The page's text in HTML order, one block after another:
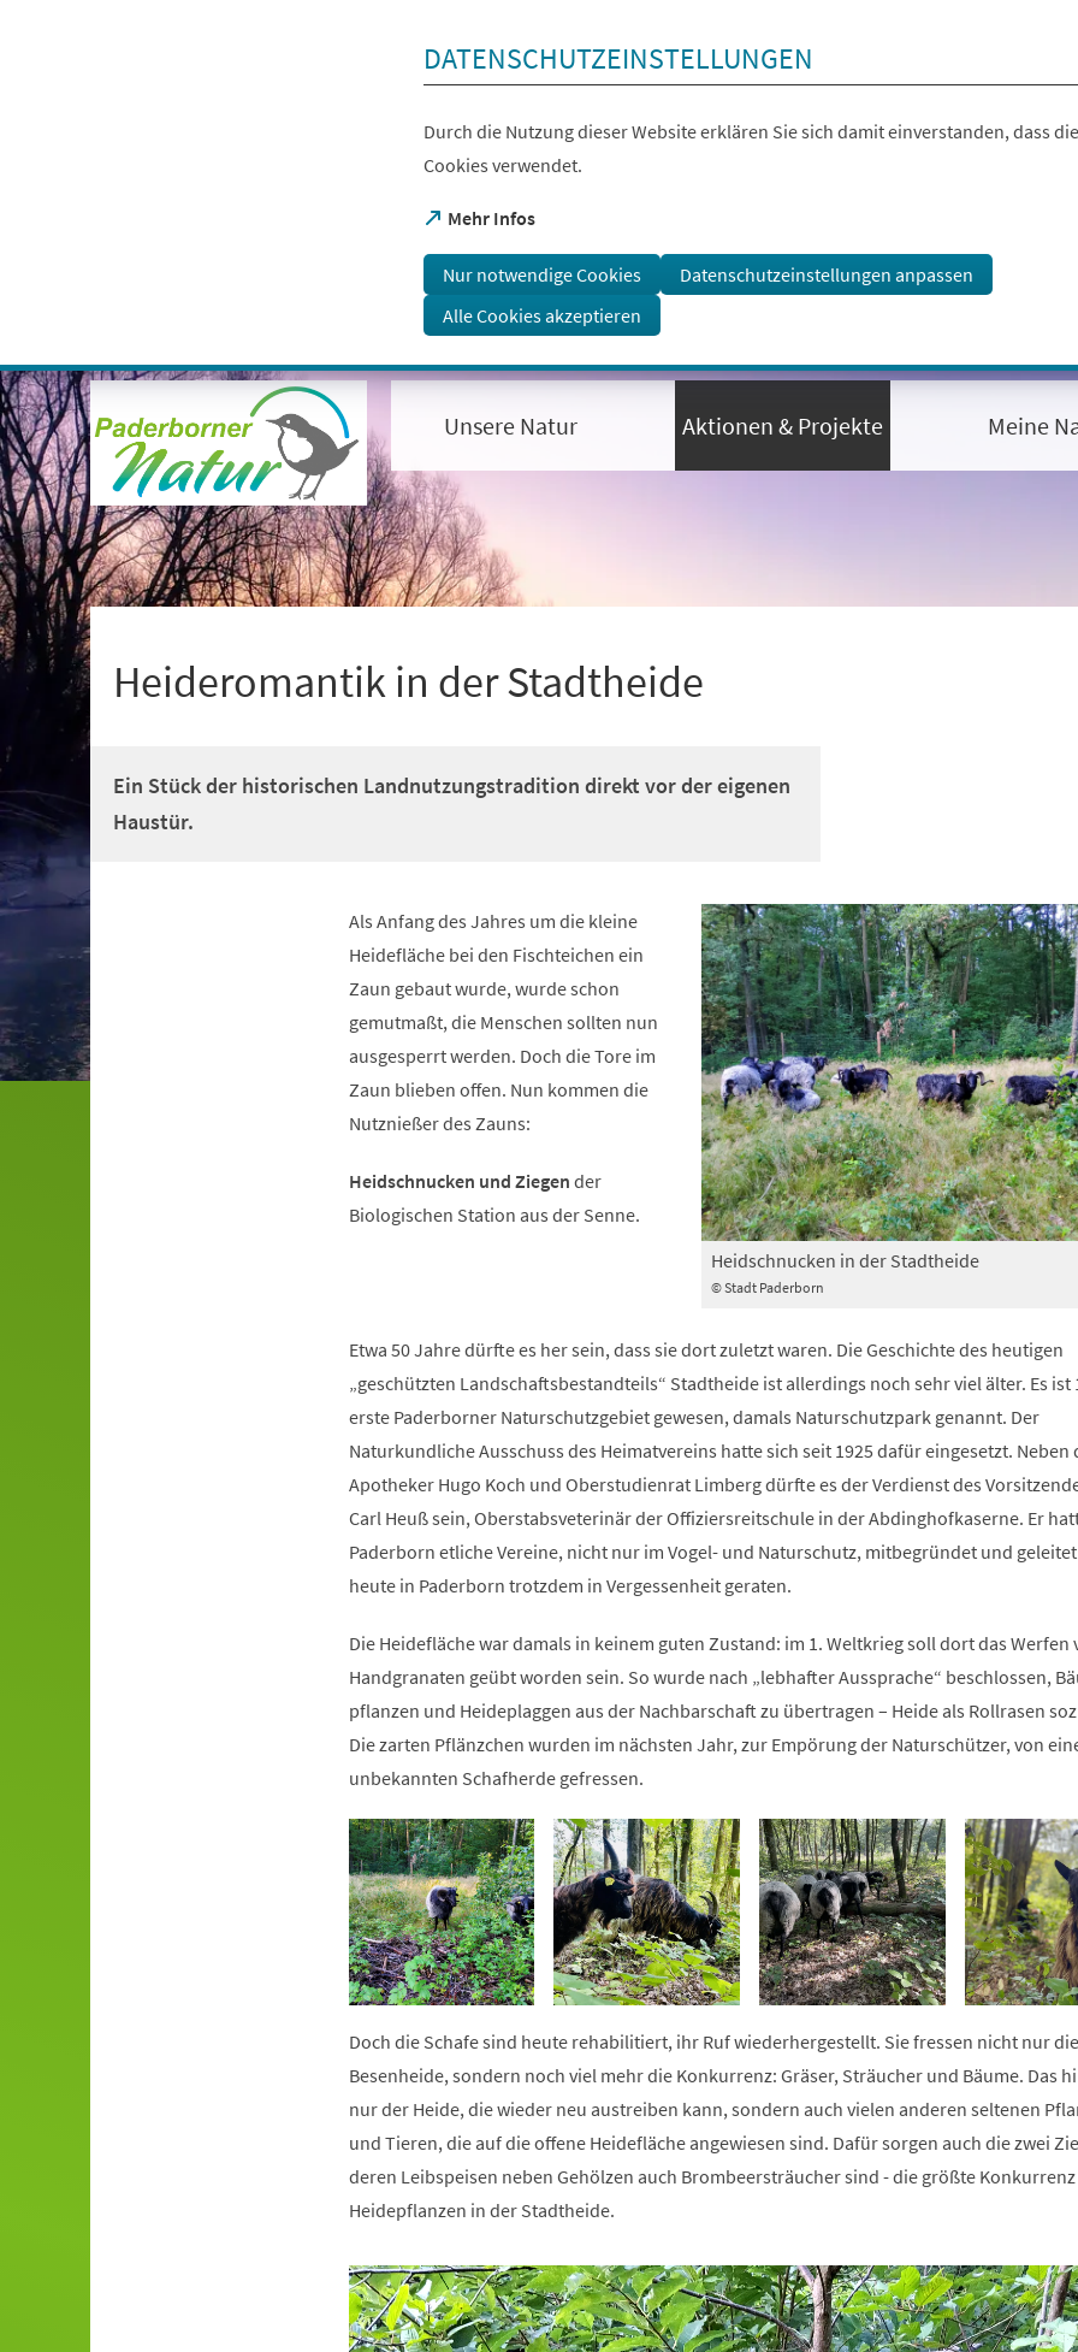
Visuelle
Assistenzsoftware
öffnen.
Mit
der
Tastatur
erreichbar
über
ALT
+
1
DATENSCHUTZEINSTELLUNGEN
Durch die Nutzung dieser Website erklären Sie sich damit einverstanden, dass
Cookies verwendet.
Mehr Infos
(Öffnet
einem
neuen
Tab)
Nur notwendige Cookies
Datenschutzeinstellungen anpassen
Alle Cookies akzeptieren
Unsere Natur Aktionen & Projekte Meine
Heideromantik in der Stadtheide
Ein Stück der historischen Landnutzungstradition direkt vor der eigenen
Haustür.
© Stadt Paderborn
Heidschnucken in der Stadtheide
Als Anfang des Jahres um die kleine
Heidefläche bei den Fischteichen ein
Zaun gebaut wurde, wurde schon
gemutmaßt, die Menschen sollten nun
ausgesperrt werden. Doch die Tore im
Zaun blieben offen. Nun kommen die
Nutznießer des Zauns:
Heidschnucken und Ziegen der
Biologischen Station aus der Senne.
Etwa 50 Jahre dürfte es her sein, dass sie dort zuletzt waren. Die Geschichte des heutigen
„geschützten Landschaftsbestandteils“ Stadtheide ist allerdings noch sehr viel älter. Es ist
erste Paderborner Naturschutzgebiet gewesen, damals Naturschutzpark genannt. Der
Naturkundliche Ausschuss des Heimatvereins hatte sich seit 1925 dafür eingesetzt. Neben
Apotheker Hugo Koch und Oberstudienrat Limberg dürfte es der Verdienst des
Carl Heuß sein, Oberstabsveterinär der Offiziersreitschule in der Abdinghofkaserne. Er
Paderborn etliche Vereine, nicht nur im Vogel- und Naturschutz, mitbegründet und
heute in Paderborn trotzdem in Vergessenheit geraten.
Die Heidefläche war damals in keinem guten Zustand: im 1. Weltkrieg soll dort das Werfen
Handgranaten geübt worden sein. So wurde nach „lebhafter Aussprache“ beschlossen,
pflanzen und Heideplaggen aus der Nachbarschaft zu übertragen – Heide als Rollrasen
Die zarten Pflänzchen wurden im nächsten Jahr, zur Empörung der Naturschützer, von
unbekannten Schafherde gefressen.
Doch die Schafe sind heute rehabilitiert, ihr Ruf wiederhergestellt. Sie fressen nicht nur die
Besenheide, sondern noch viel mehr die Konkurrenz: Gräser, Sträucher und Bäume. Das
nur der Heide, die wieder neu austreiben kann, sondern auch vielen anderen seltenen
und Tieren, die auf die offene Heidefläche angewiesen sind. Dafür sorgen auch die zwei
deren Leibspeisen neben Gehölzen auch Brombeersträucher sind - die größte
Heidepflanzen in der Stadtheide.